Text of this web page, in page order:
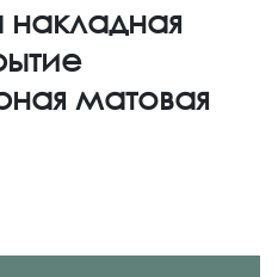
накладная
матовая